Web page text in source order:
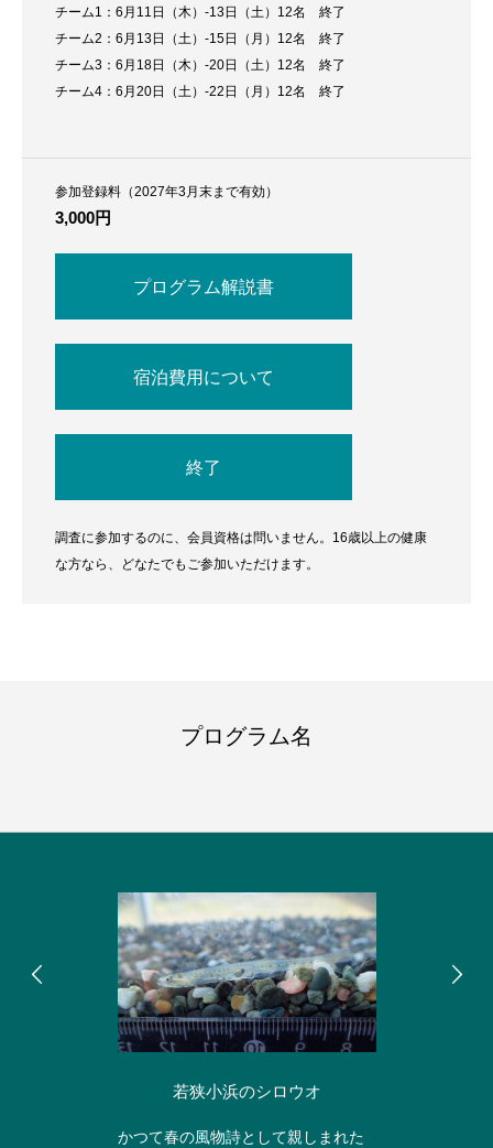
チーム1：6月11日（木）-13日（土）12名 終了
チーム2：6月13日（土）-15日（月）12名 終了
チーム3：6月18日（木）-20日（土）12名 終了
チーム4：6月20日（土）-22日（月）12名 終了
参加登録料（2027年3月末まで有効）
3,000円
プログラム解説書
宿泊費用について
終了
調査に参加するのに、会員資格は問いません。16歳以上の健康
な方なら、どなたでもご参加いただけます。
プログラム名
若狭小浜のシロウオ
かつて春の風物詩として親しまれた